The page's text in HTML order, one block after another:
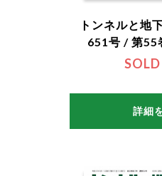
トンネルと地
651号 / 第55
詳細